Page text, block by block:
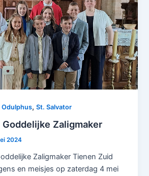
Odulphus,St. Salvator
Zaligmaker
2024
Zaligmaker Tienen Zuid
en meisjes op zaterdag 4 mei